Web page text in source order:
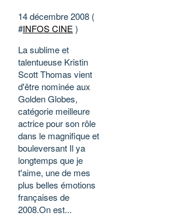
14 décembre 2008 (
#INFOS CINE )
La sublime et
talentueuse Kristin
Scott Thomas vient
d'être nominée aux
Golden Globes,
catégorie meilleure
actrice pour son rôle
dans le magnifique et
bouleversant Il ya
longtemps que je
t'aime, une de mes
plus belles émotions
françaises de
2008.On est...